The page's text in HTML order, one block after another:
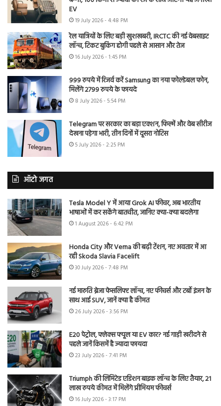
EV
19 July 2026 - 4:48 PM
रेल यात्रियों के लिए बड़ी खुशखबरी, IRCTC की नई वेबसाइट
लॉन्च, टिकट बुकिंग होगी पहले से आसान और तेज
16 July 2026 - 1:45 PM
999 रुपये में रिजर्व करें Samsung का नया फोल्डेबल फोन,
मिलेंगे 2799 रुपये के फायदे
8 July 2026 - 5:54 PM
Telegram पर सरकार का बड़ा एक्शन, फिल्में और वेब सीरीज
देखना पड़ेगा भारी, तीन दिनों में दूसरा नोटिस
5 July 2026 - 2:25 PM
ऑटो जगत
Tesla Model Y में आया Grok AI फीचर, अब भारतीय
भाषाओं में कर सकेंगे बातचीत, जानिए क्या-क्या बदलेगा
1 August 2026 - 6:42 PM
Honda City और Verna की बढ़ी टेंशन, नए अवतार में आ
रही Skoda Slavia Facelift
30 July 2026 - 7:48 PM
नई मारुति ब्रेजा फेसलिफ्ट लॉन्च, नए फीचर्स और टर्बो इंजन के
साथ आई SUV, जानें क्या है कीमत
26 July 2026 - 3:56 PM
E20 पेट्रोल, फ्लेक्स फ्यूल या EV कार? नई गाड़ी खरीदने से
पहले जानें किसमें है ज्यादा फायदा
23 July 2026 - 7:41 PM
Triumph की लिमिटेड एडिशन बाइक लॉन्च के लिए तैयार, 21
लाख रुपये कीमत में मिलेंगे प्रीमियम फीचर्स
16 July 2026 - 3:17 PM